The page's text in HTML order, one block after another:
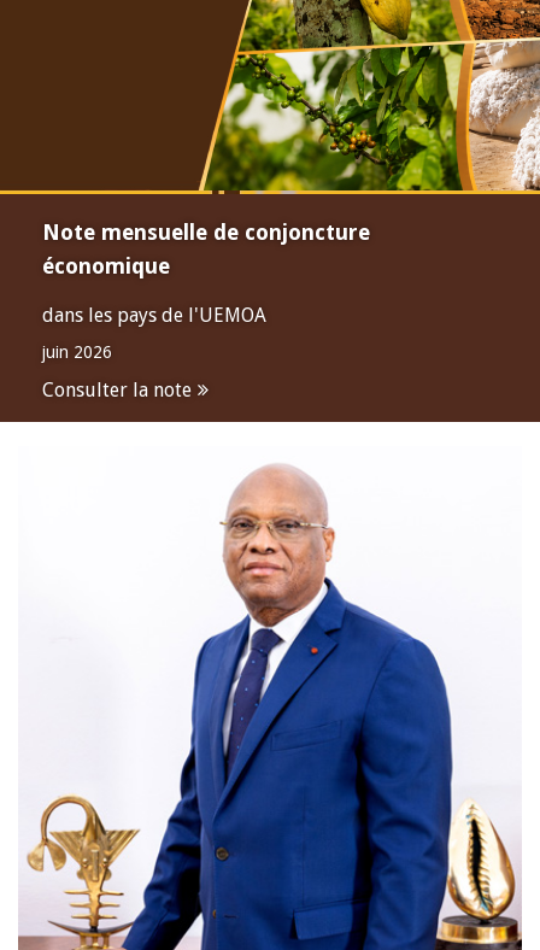
Note mensuelle de conjoncture
économique
dans les pays de l'UEMOA
juin 2026
Consulter la note